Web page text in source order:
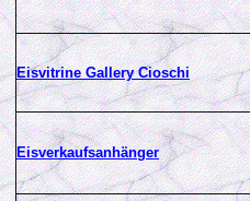
Eisvitrine Gallery Cioschi
Eisverkaufsanhänger